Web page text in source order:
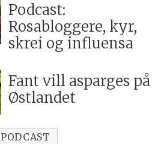
Podcast:
Rosabloggere, kyr,
skrei og influensa
Fant vill asparges på
Østlandet
PODCAST